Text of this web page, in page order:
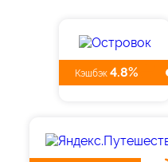
Кэшбэк 4.8%